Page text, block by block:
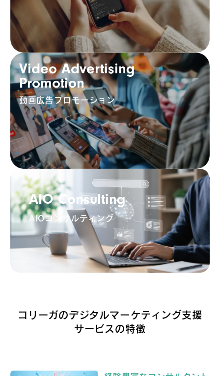
Video Advertising
Promotion
動画広告プロモーション
AIO Consulting
AIOコンサルティング
コリーガのデジタルマーケティング支援
サービスの特徴